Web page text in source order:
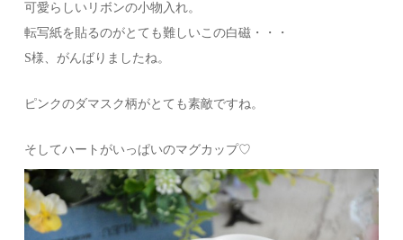
可愛らしいリボンの小物入れ。
転写紙を貼るのがとても難しいこの白磁・・・
S様、がんばりましたね。
ピンクのダマスク柄がとても素敵ですね。
そしてハートがいっぱいのマグカップ♡